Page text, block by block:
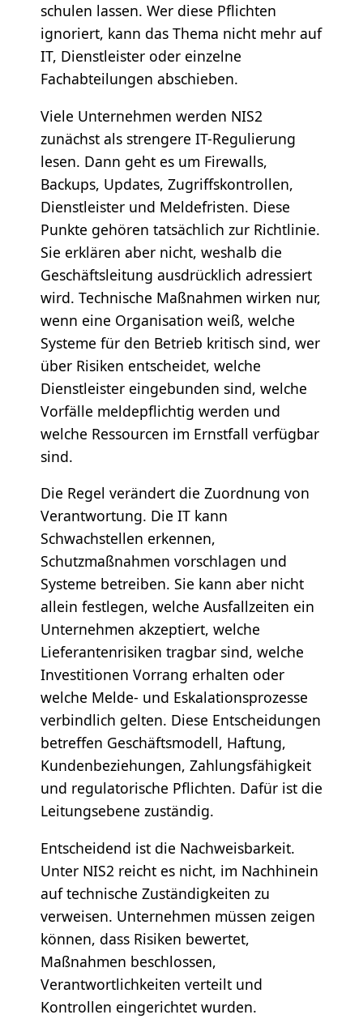
schulen lassen. Wer diese Pflichten
ignoriert, kann das Thema nicht mehr auf
IT, Dienstleister oder einzelne
Fachabteilungen abschieben.
Viele Unternehmen werden NIS2
zunächst als strengere IT-Regulierung
lesen. Dann geht es um Firewalls,
Backups, Updates, Zugriffskontrollen,
Dienstleister und Meldefristen. Diese
Punkte gehören tatsächlich zur Richtlinie.
Sie erklären aber nicht, weshalb die
Geschäftsleitung ausdrücklich adressiert
wird. Technische Maßnahmen wirken nur,
wenn eine Organisation weiß, welche
Systeme für den Betrieb kritisch sind, wer
über Risiken entscheidet, welche
Dienstleister eingebunden sind, welche
Vorfälle meldepflichtig werden und
welche Ressourcen im Ernstfall verfügbar
sind.
Die Regel verändert die Zuordnung von
Verantwortung. Die IT kann
Schwachstellen erkennen,
Schutzmaßnahmen vorschlagen und
Systeme betreiben. Sie kann aber nicht
allein festlegen, welche Ausfallzeiten ein
Unternehmen akzeptiert, welche
Lieferantenrisiken tragbar sind, welche
Investitionen Vorrang erhalten oder
welche Melde- und Eskalationsprozesse
verbindlich gelten. Diese Entscheidungen
betreffen Geschäftsmodell, Haftung,
Kundenbeziehungen, Zahlungsfähigkeit
und regulatorische Pflichten. Dafür ist die
Leitungsebene zuständig.
Entscheidend ist die Nachweisbarkeit.
Unter NIS2 reicht es nicht, im Nachhinein
auf technische Zuständigkeiten zu
verweisen. Unternehmen müssen zeigen
können, dass Risiken bewertet,
Maßnahmen beschlossen,
Verantwortlichkeiten verteilt und
Kontrollen eingerichtet wurden.